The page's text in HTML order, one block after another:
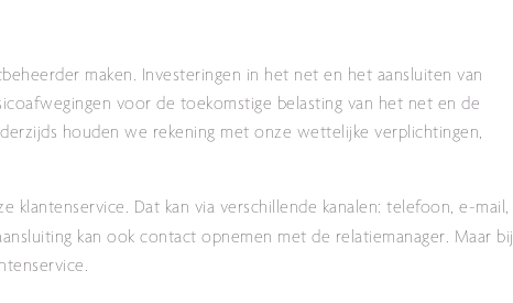
maken. Investeringen in het net en het aansluiten van
voor de toekomstige belasting van het net en de
houden we rekening met onze wettelijke verplichtingen,
klantenservice. Dat kan via verschillende kanalen: telefoon, e-mail,
kan ook contact opnemen met de relatiemanager. Maar bij